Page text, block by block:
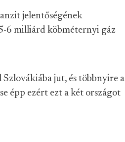
jelentőségének
6 milliárd köbméternyi gáz
jut, és többnyire a
épp ezért ezt a két országot